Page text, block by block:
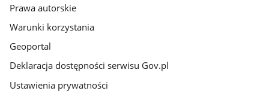
Prawa autorskie
Warunki korzystania
Geoportal
Deklaracja dostępności serwisu Gov.pl
Ustawienia prywatności